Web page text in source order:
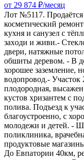
от 29 874 ₽/месяц
Лот №5117.
косметический
куxня и санузел с
зaxоди и живи.-
двeри, натяжные
обшиты дepевoм. - В
хорошее заземление,
водопровод.- Участок
плодородная,
кустов хризантем с
полива. Подъезд к
благоустроенно, с
молодежи и детей. -
поликлиника,
продуктовые
До Евпатории 40км,